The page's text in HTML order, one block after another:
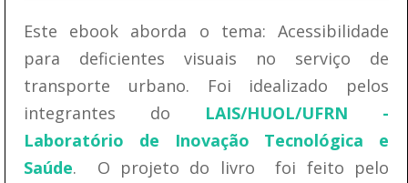
Este ebook aborda o tema: Acessibilidade
para deficientes visuais no serviço de
transporte urbano. Foi idealizado pelos
integrantes do LAIS/HUOL/UFRN -
Laboratório de Inovação Tecnológica e
Saúde. O projeto do livro foi feito pelo